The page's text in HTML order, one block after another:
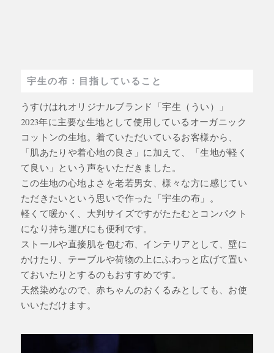
宇生の布：目指していること
うすけはれオリジナルブランド「宇生（うい）」
2023年に主要な生地として使用しているオーガニック
コットンの生地。着ていただいているお客様から、
「肌あたりや着心地の良さ」に加えて、「生地が軽く
て良い」という声をいただきました。
この生地の心地よさを老若男女、様々な方に感じてい
ただきたいという思いで作った「宇生の布」。
軽くて暖かく、大判サイズですがたたむとコンパクト
になり持ち運びにも便利です。
ストールや直接肌を包む布、インテリアとして、壁に
かけたり、テーブルや荷物の上にふわっと広げて置い
ておいたりとするのもおすすめです。
天然染めなので、赤ちゃんのおくるみとしても、お使
いいただけます。